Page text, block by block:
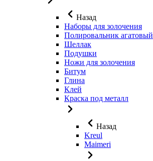
Назад
Наборы для золочения
Полировальник агатовый
Шеллак
Подушки
Ножи для золочения
Битум
Глина
Клей
Краска под металл
Назад
Kreul
Maimeri